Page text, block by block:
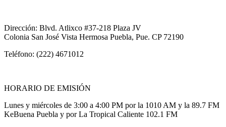
Dirección: Blvd. Atlixco #37-218 Plaza JV
Colonia San José Vista Hermosa Puebla, Pue. CP 72190
Teléfono: (222) 4671012
HORARIO DE EMISIÓN
Lunes y miércoles de 3:00 a 4:00 PM por la 1010 AM y la 89.7 FM
KeBuena Puebla y por La Tropical Caliente 102.1 FM